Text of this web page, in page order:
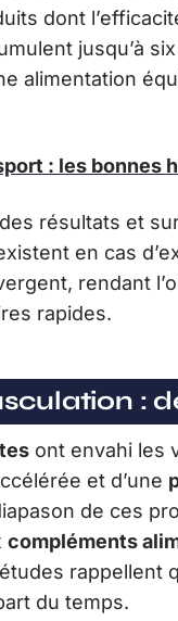
dont
jusqu’à
alimentation
: les bonnes
résultats et
en cas
rendant
rapides.
:
ont envahi les
et d’une
de ces
compléments
rappellent
du temps.